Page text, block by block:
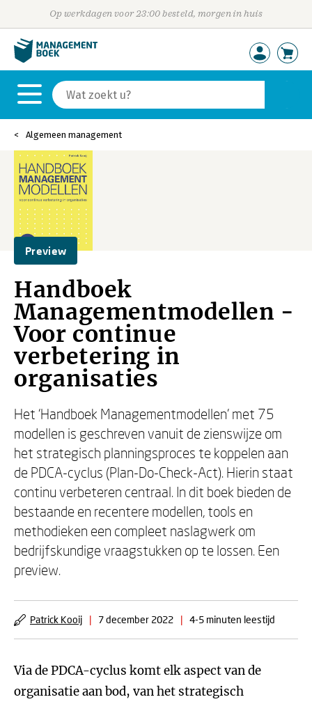
Op werkdagen voor 23:00 besteld, morgen in huis
Algemeen management
Preview
Handboek
Managementmodellen -
Voor continue
verbetering in
organisaties
Het ‘Handboek Managementmodellen’ met 75
modellen is geschreven vanuit de zienswijze om
het strategisch planningsproces te koppelen aan
de PDCA-cyclus (Plan-Do-Check-Act). Hierin staat
continu verbeteren centraal. In dit boek bieden de
bestaande en recentere modellen, tools en
methodieken een compleet naslagwerk om
bedrijfskundige vraagstukken op te lossen. Een
preview.
Patrick Kooij | 7 december 2022 | 4-5 minuten leestijd
Via de PDCA-cyclus komt elk aspect van de
organisatie aan bod, van het strategisch